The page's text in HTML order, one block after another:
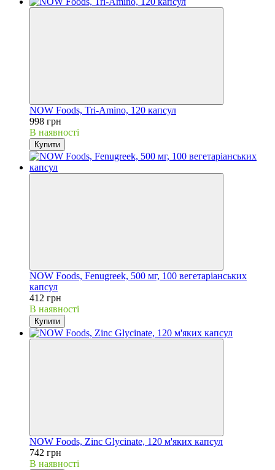
NOW Foods, Tri-Amino, 120 капсул
998 грн
В наявності
Купити
NOW Foods, Fenugreek, 500 мг, 100 вегетаріанських
капсул
412 грн
В наявності
Купити
NOW Foods, Zinc Glycinate, 120 м'яких капсул
742 грн
В наявності